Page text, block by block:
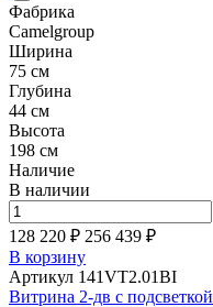
Фабрика
Camelgroup
Ширина
75 см
Глубина
44 см
Высота
198 см
Наличие
В наличии
128 220 ₽ 256 439 ₽
В корзину
Артикул 141VT2.01BI
Витрина 2-дв с подсветкой